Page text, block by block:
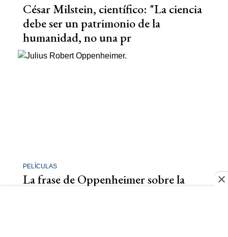
César Milstein, científico: "La ciencia
debe ser un patrimonio de la
humanidad, no una pr
PELÍCULAS
La frase de Oppenheimer sobre la